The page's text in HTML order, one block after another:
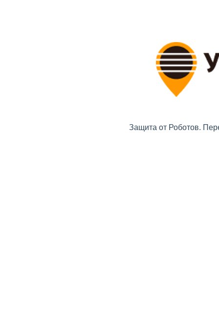
Защита от Роботов.